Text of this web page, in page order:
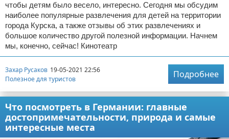
чтобы детям было весело, интересно. Сегодня мы обсудим
наиболее популярные развлечения для детей на территории
города Курска, а также отзывы об этих развлечениях и
большое количество другой полезной информации. Начнем
мы, конечно, сейчас! Кинотеатр
Захар Русаков 19-05-2021 22:56
Полезное для туристов
Подробнее
Что посмотреть в Германии: главные
достопримечательности, природа и самые
интересные места